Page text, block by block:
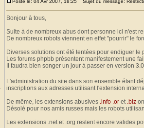
Posté le: 04 Avr 2007, 18:25 Sujet du message:
Bonjour à tous,
Suite à de nombreux abus dont personne ici n'est
De nombreux robots viennent en effet "pourrir" le
Diverses solutions ont été tentées pour endiguer
Les forums phpbb présentent manifestement une
Il faudra bien songer un jour à passer en version
L'administration du site dans son ensemble étant
inscriptions aux adresses utilisant l'extension
De même, les extensions abusives .info .or et .biz
Désolé pour nos amis russes mais les robots
Les extensions .net et .org restent encore valides